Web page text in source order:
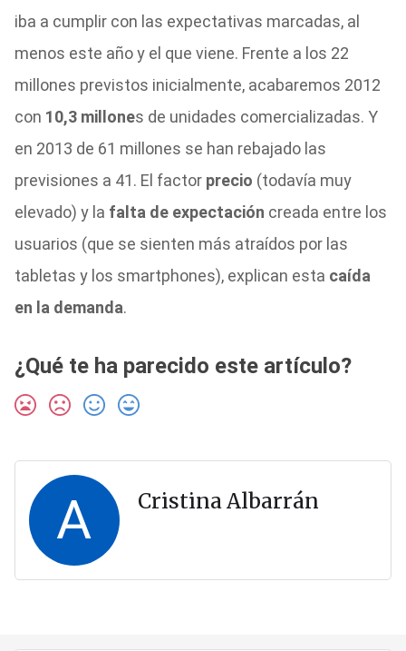
iba a cumplir con las expectativas marcadas, al
menos este año y el que viene. Frente a los 22
millones previstos inicialmente, acabaremos 2012
con 10,3 millones de unidades comercializadas. Y
en 2013 de 61 millones se han rebajado las
previsiones a 41. El factor precio (todavía muy
elevado) y la falta de expectación creada entre los
usuarios (que se sienten más atraídos por las
tabletas y los smartphones), explican esta caída
en la demanda.
¿Qué te ha parecido este artículo?
A Cristina Albarrán